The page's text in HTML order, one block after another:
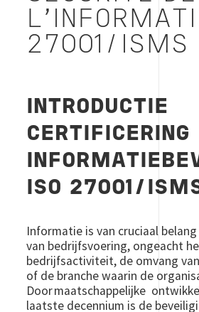
27001/ISMS
INTRODUCTIE
CERTIFICERING
ISO 27001/
Informatie is van cruciaal
van bedrijfsvoering, ongeacht
bedrijfsactiviteit, de omvang
of de branche waarin de
Door maatschappelijke
laatste decennium is de